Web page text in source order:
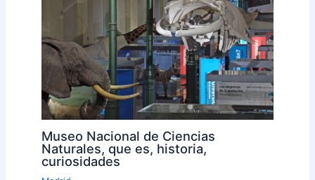
Museo Nacional de Ciencias
Naturales, que es, historia,
curiosidades